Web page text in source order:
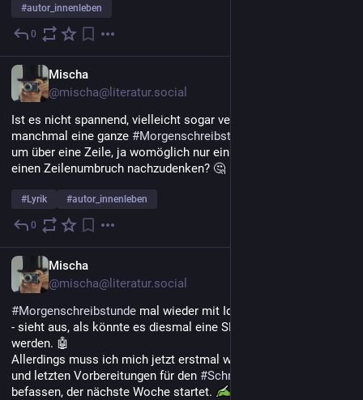
#autor_innenleben
0
Mischa
@mischa@literatur.social
Ist es nicht spannend, vielleicht sogar verrückt, dass
manchmal eine ganze #Morgenschreibstunde
um über eine Zeile, ja womöglich nur ein einziges Wort oder
einen Zeilenumbruch nachzudenken? 🤔
#Lyrik #autor_innenleben
0
Mischa
@mischa@literatur.social
#Morgenschreibstunde mal wieder mit Ideenspinnen verbracht
- sieht aus, als könnte es diesmal eine SF-Kurzgeschichte
werden. 🤖
Allerdings muss ich mich jetzt erstmal wieder mit Orga-Kram
und letzten Vorbereitungen für den #Schreibworkshop
befassen, der nächste Woche startet.